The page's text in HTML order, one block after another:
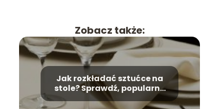
Zobacz także:
Jak rozkładać sztućce na
stole? Sprawdź, popularne
błędy!